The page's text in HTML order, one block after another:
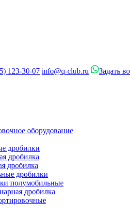
123-30-07 info@q-club.ru Задать
оборудование
дробилки
дробилка
дробилка
дробилки
полумобильные
дробилка